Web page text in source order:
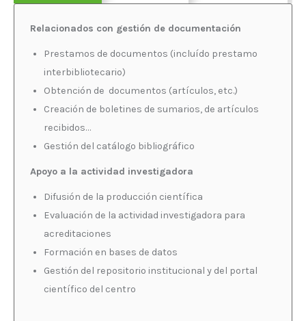
Relacionados con gestión de documentación
Prestamos de documentos (incluído prestamo
interbibliotecario)
Obtención de documentos (artículos, etc.)
Creación de boletines de sumarios, de artículos
recibidos…
Gestión del catálogo bibliográfico
Apoyo a la actividad investigadora
Difusión de la producción científica
Evaluación de la actividad investigadora para
acreditaciones
Formación en bases de datos
Gestión del repositorio institucional y del portal
científico del centro